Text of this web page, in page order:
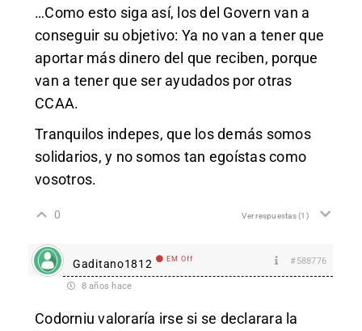
…Como esto siga así, los del Govern van a
conseguir su objetivo: Ya no van a tener que
aportar más dinero del que reciben, porque
van a tener que ser ayudados por otras
CCAA.
Tranquilos indepes, que los demás somos
solidarios, y no somos tan egoístas como
vosotros.
0 Ver respuestas(1)
Gaditano1812 EM Off #588776
8 años hace
Codorniu valoraría irse si se declarara la